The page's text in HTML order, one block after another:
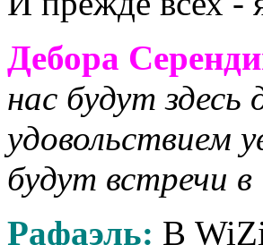
Дебора
нас будут
удовольствием
будут встречи
Рафаэль: В